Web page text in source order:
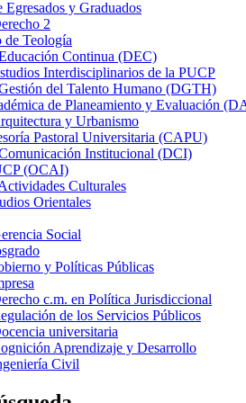
Egresados y Graduados
2
de Teología
Continua (DEC)
Interdisciplinarios de la PUCP
del Talento Humano (DGTH)
de Planeamiento y Evaluación
y Urbanismo
Pastoral Universitaria (CAPU)
Institucional (DCI)
(OCAI)
Culturales
Orientales
Social
y Políticas Públicas
c.m. en Política Jurisdiccional
de los Servicios Públicos
universitaria
Aprendizaje y Desarrollo
Civil